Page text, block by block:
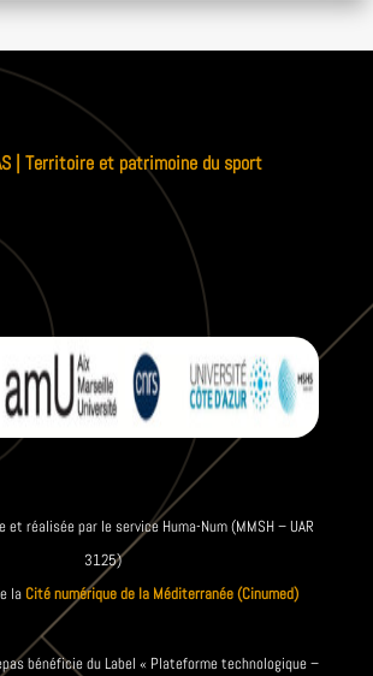
| Territoire et patrimoine du sport
et réalisée par le service Huma-Num (MMSH – UAR
3125)
la Cité numérique de la Méditerranée (Cinumed)
bénéficie du Label « Plateforme technologique –